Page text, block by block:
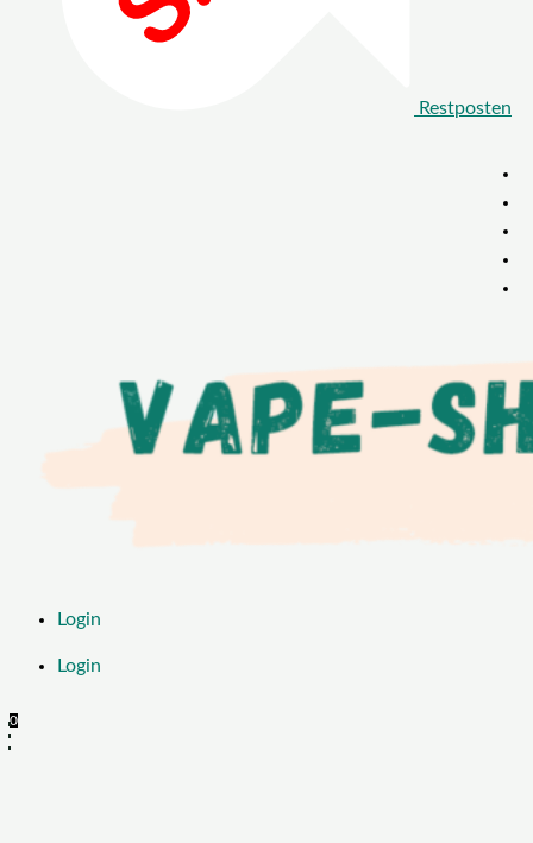
Restposten
Login
Login
0